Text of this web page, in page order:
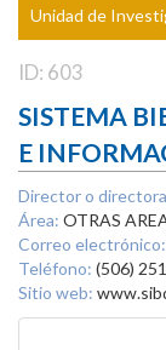
Unidad de
ID: 603
SISTEMA
E
Director o
Área: OTRAS
Correo electrónico:
Teléfono: (506)
Sitio web: